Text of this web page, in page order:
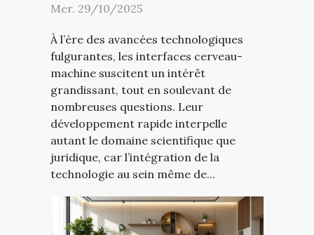
Mer. 29/10/2025
À l’ère des avancées technologiques
fulgurantes, les interfaces cerveau-
machine suscitent un intérêt
grandissant, tout en soulevant de
nombreuses questions. Leur
développement rapide interpelle
autant le domaine scientifique que
juridique, car l’intégration de la
technologie au sein même de...